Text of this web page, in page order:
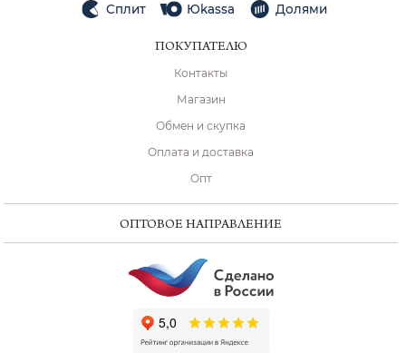
Сплит Юkassa Долями
ПОКУПАТЕЛЮ
Контакты
Магазин
Обмен и скупка
Оплата и доставка
Опт
ОПТОВОЕ НАПРАВЛЕНИЕ